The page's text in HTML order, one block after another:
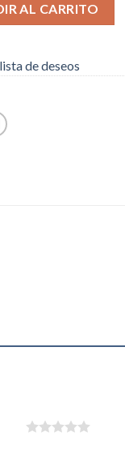
AL CARRITO
de deseos